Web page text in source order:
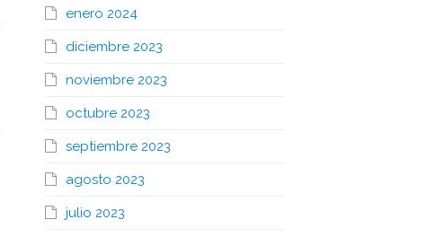
enero 2024
diciembre 2023
noviembre 2023
octubre 2023
septiembre 2023
agosto 2023
julio 2023